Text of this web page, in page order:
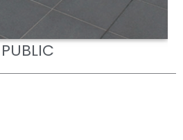
PUBLIC